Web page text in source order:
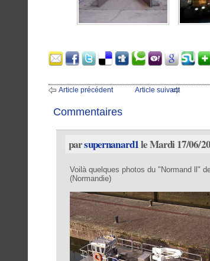
Article précédent Article suivant
Commentaires
parsupernanard1le Mardi 17/06/
Voilà quelques photos du "Normand ll"
(Normandie)